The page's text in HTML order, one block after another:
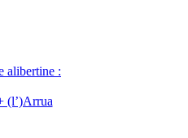
alibertine :
(l’)Arrua